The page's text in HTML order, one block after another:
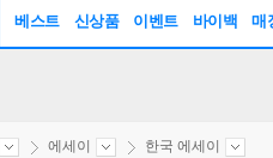
베스트 신상품 이벤트 바이백 매
에세이 한국 에세이